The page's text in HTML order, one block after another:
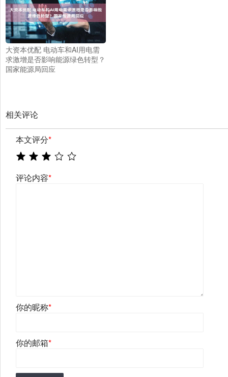
大资本优配 电动车和AI用电需
求激增是否影响能源绿色转型？
国家能源局回应
相关评论
本文评分*
评论内容*
你的昵称*
你的邮箱*